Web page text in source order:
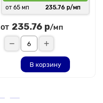
от 65 мп
235.76 р/мп
от 235.76 р/мп
В корзину